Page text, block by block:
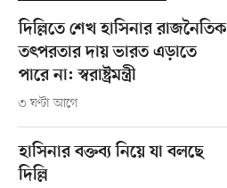
দিল্লিতে শেখ হাসিনার রাজনৈতিক
তৎপরতার দায় ভারত এড়াতে
পারে না: স্বরাষ্ট্রমন্ত্রী
৩ ঘণ্টা আগে
হাসিনার বক্তব্য নিয়ে যা বলছে
দিল্লি